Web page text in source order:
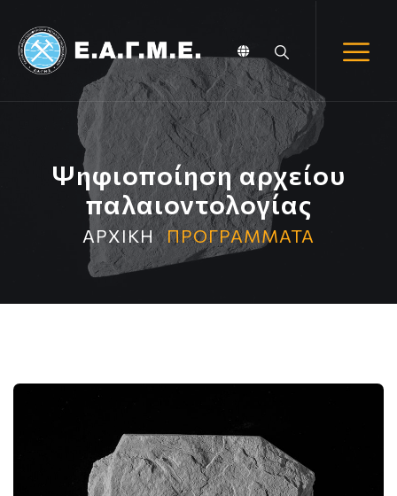
Ψηφιοποίηση αρχείου
παλαιοντολογίας
ΑΡΧΙΚΗ ΠΡΟΓΡΑΜΜΑΤΑ